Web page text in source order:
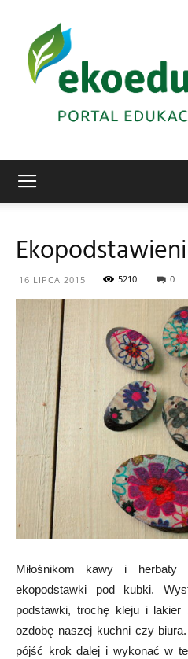
Ekopodstawieni
16 LIPCA 2015 5210 0
Miłośnikom kawy i herbaty
ekopodstawki pod kubki.
podstawki, trochę kleju i lakier
ozdobę naszej kuchni czy
pójść krok dalej i wykonać w